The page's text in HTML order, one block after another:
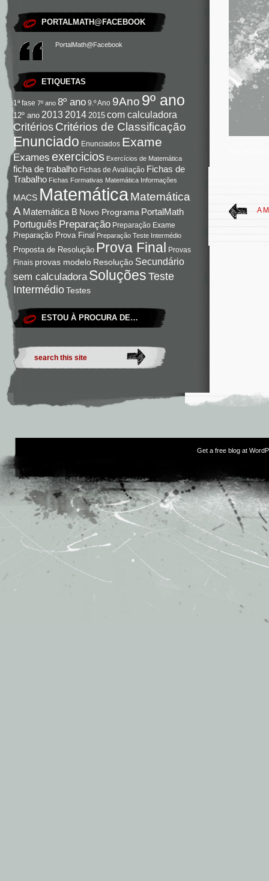
PORTALMATH@FACEBOOK
PortalMath@Facebook
ETIQUETAS
1ª fase 7º ano 8º ano 9.º Ano 9Ano 9º ano
12º ano 2013 2014 2015 com calculadora
Critérios Critérios de Classificação
Enunciado Enunciados Exame
Exames exercicios Exercícios de Matemática
ficha de trabalho Fichas de Avaliação Fichas de
Trabalho Fichas Formativas Matemática Informações
MACS Matemática Matemática
A Matemática B Novo Programa PortalMath
Português Preparação Preparação Exame
Preparação Prova Final Preparação Teste Intermédio
Proposta de Resolução Prova Final Provas
Finais provas modelo Resolução Secundário
sem calculadora Soluções Teste
IntermédioTestes
ESTOU À PROCURA DE…
A
Get a free blog at